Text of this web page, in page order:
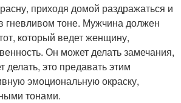
приходя домой раздражаться и
гневливом тоне. Мужчина должен
который ведет женщину,
Он может делать замечания,
делать, это предавать этим
эмоциональную окраску,
тонами.